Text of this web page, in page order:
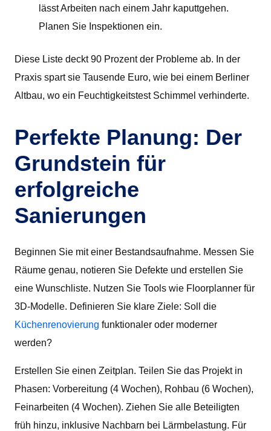
lässt Arbeiten nach einem Jahr kaputtgehen.
Planen Sie Inspektionen ein.
Diese Liste deckt 90 Prozent der Probleme ab. In der
Praxis spart sie Tausende Euro, wie bei einem Berliner
Altbau, wo ein Feuchtigkeitstest Schimmel verhinderte.
Perfekte Planung: Der
Grundstein für
erfolgreiche
Sanierungen
Beginnen Sie mit einer Bestandsaufnahme. Messen Sie
Räume genau, notieren Sie Defekte und erstellen Sie
eine Wunschliste. Nutzen Sie Tools wie Floorplanner für
3D-Modelle. Definieren Sie klare Ziele: Soll die
Küchenrenovierung funktionaler oder moderner
werden?
Erstellen Sie einen Zeitplan. Teilen Sie das Projekt in
Phasen: Vorbereitung (4 Wochen), Rohbau (6 Wochen),
Feinarbeiten (4 Wochen). Ziehen Sie alle Beteiligten
früh hinzu, inklusive Nachbarn bei Lärmbelastung. Für